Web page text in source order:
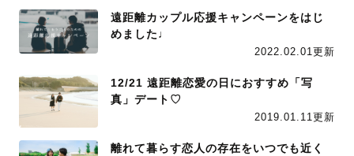
遠距離カップル応援キャンペーンをはじ
めました♩
2022.02.01更新
12/21 遠距離恋愛の日におすすめ「写
真」デート♡
2019.01.11更新
離れて暮らす恋人の存在をいつでも近く